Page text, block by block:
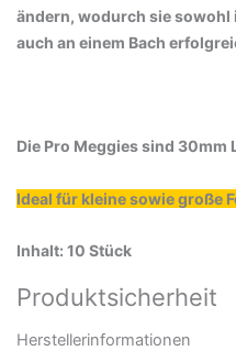
ändern, wodurch sie sowohl
auch an einem Bach
Die Pro Meggies sind 30mm
Ideal für kleine sowie große
Inhalt: 10 Stück
Produktsicherheit
Herstellerinformationen